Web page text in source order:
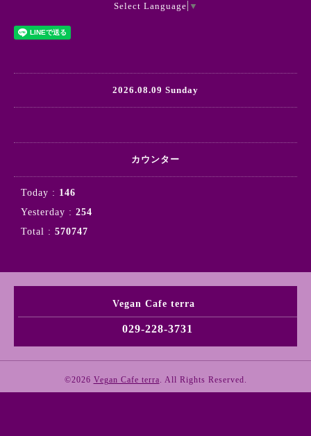
Select Language ▼
2026.08.09 Sunday
カウンター
Today : 146
Yesterday : 254
Total : 570747
Vegan Cafe terra
029-228-3731
©2026 Vegan Cafe terra. All Rights Reserved.